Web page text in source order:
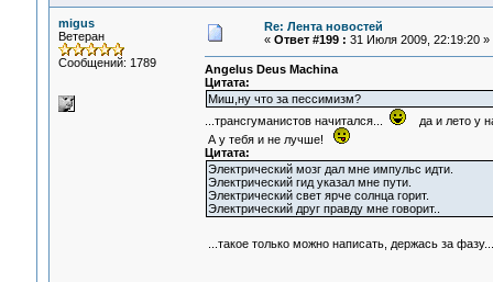
migus
Ветеран
Сообщений: 1789
Re: Лента новостей
« Ответ #199 : 31 Июля 2009, 22:19:20 »
Angelus Deus Machina
Цитата:
Миш,ну что за пессимизм?
...трансгуманистов начитался...
да и лето у
А у тебя и не лучше!
Цитата:
Электрический мозг дал мне импульс идти.
Электрический гид указал мне пути.
Электрический свет ярче солнца горит.
Электрический друг правду мне говорит..
...такое только можно написать, держась за